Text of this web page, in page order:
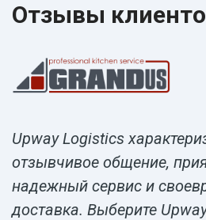
Отзывы
Upway Logistics
отзывчивое общение,
надежный сервис и
доставка. Выберите